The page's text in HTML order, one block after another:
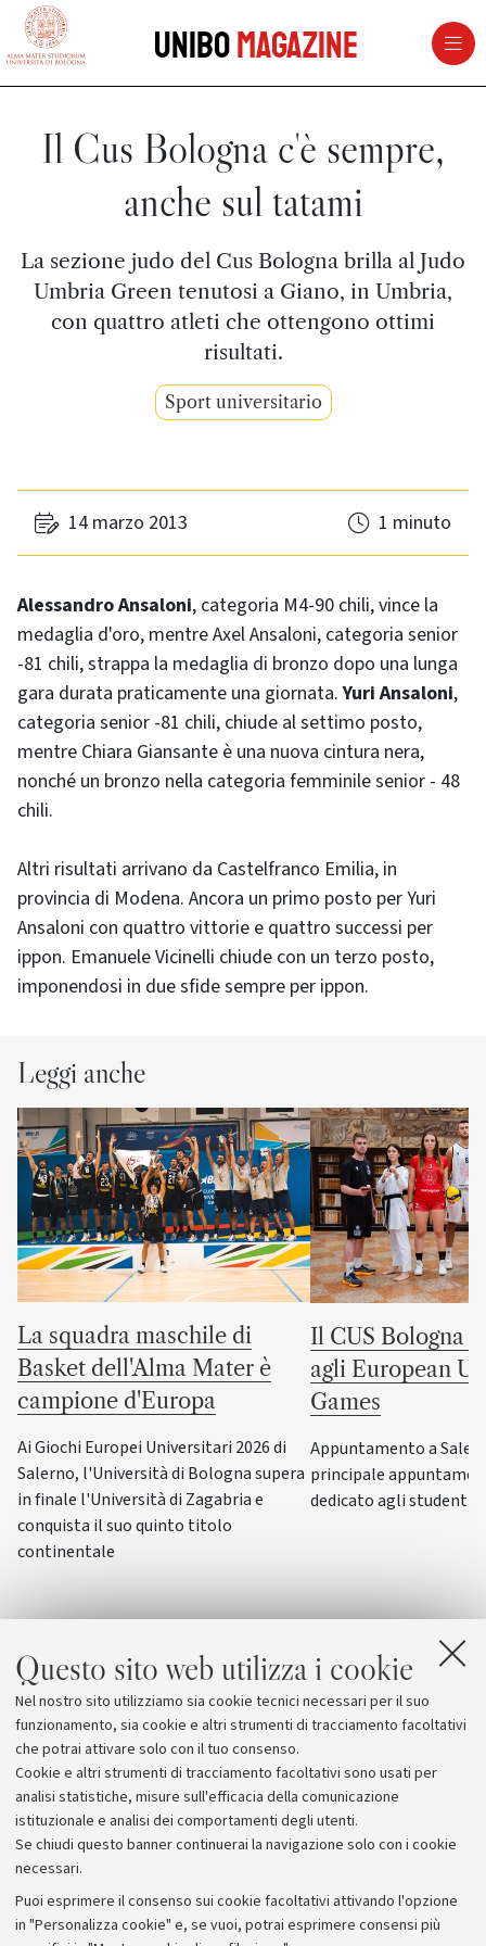
Questo sito web utilizza i cookie
Nel nostro sito utilizziamo sia cookie tecnici necessari per il suo
funzionamento, sia cookie e altri strumenti di tracciamento facoltativi
che potrai attivare solo con il tuo consenso.
Cookie e altri strumenti di tracciamento facoltativi sono usati per
analisi statistiche, misure sull'efficacia della comunicazione
istituzionale e analisi dei comportamenti degli utenti.
Se chiudi questo banner continuerai la navigazione solo con i cookie
necessari.
Puoi esprimere il consenso sui cookie facoltativi attivando l'opzione
in "Personalizza cookie" e, se vuoi, potrai esprimere consensi più
vai al contenuto della pagina
UniboMagazine
Il Cus Bologna c'è sempre,
anche sul tatami
La sezione judo del Cus Bologna brilla al Judo
Umbria Green tenutosi a Giano, in Umbria,
con quattro atleti che ottengono ottimi
risultati.
Sport universitario
14 marzo 2013 1 minuto
Alessandro Ansaloni, categoria M4-90 chili, vince la
medaglia d'oro, mentre Axel Ansaloni, categoria senior
-81 chili, strappa la medaglia di bronzo dopo una lunga
gara durata praticamente una giornata.Yuri Ansaloni,
categoria senior -81 chili, chiude al settimo posto,
mentre Chiara Giansante è una nuova cintura nera,
nonché un bronzo nella categoria femminile senior - 48
chili.
Altri risultati arrivano da Castelfranco Emilia, in
provincia di Modena. Ancora un primo posto per Yuri
Ansaloni con quattro vittorie e quattro successi per
ippon. Emanuele Vicinelli chiude con un terzo posto,
imponendosi in due sfide sempre per ippon.
Leggi anche
La squadra maschile di
Basket dell'Alma Mater è
campione d'Europa
Ai Giochi Europei Universitari 2026 di
Salerno, l'Università di Bologna supera
in finale l'Università di Zagabria e
conquista il suo quinto titolo
continentale
Il CUS Bologna
agli European
Games
Appuntamento a
principale
dedicato agli
Archivio
Comunicati stampa